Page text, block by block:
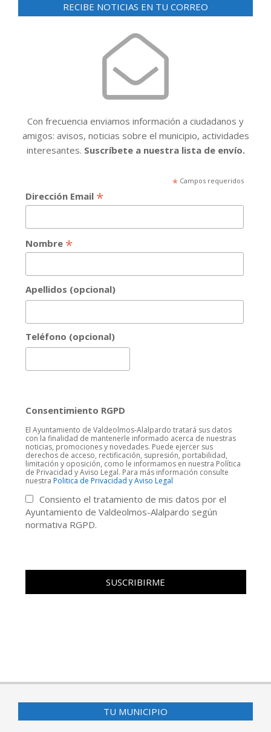
RECIBE NOTICIAS EN TU CORREO
Con frecuencia enviamos información a ciudadanos y
amigos: avisos, noticias sobre el municipio, actividades
interesantes. Suscríbete a nuestra lista de envío.
*Campos requeridos
Dirección Email *
Nombre *
Apellidos (opcional)
Teléfono (opcional)
Consentimiento RGPD
El Ayuntamiento de Valdeolmos-Alalpardo tratará sus datos
con la finalidad de mantenerle informado acerca de nuestras
noticias, promociones y novedades. Puede ejercer sus
derechos de acceso, rectificación, supresión, portabilidad,
limitación y oposición, como le informamos en nuestra Política
de Privacidad y Aviso Legal. Para más información consulte
nuestra Politica de Privacidad y Aviso Legal
Consiento el tratamiento de mis datos por el
Ayuntamiento de Valdeolmos-Alalpardo según
normativa RGPD.
TU MUNICIPIO